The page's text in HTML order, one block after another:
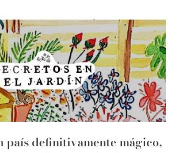
país definitivamente mágico,